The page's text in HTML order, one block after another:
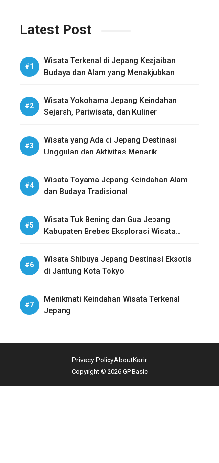
Latest Post
Wisata Terkenal di Jepang Keajaiban
Budaya dan Alam yang Menakjubkan
Wisata Yokohama Jepang Keindahan
Sejarah, Pariwisata, dan Kuliner
Wisata yang Ada di Jepang Destinasi
Unggulan dan Aktivitas Menarik
Wisata Toyama Jepang Keindahan Alam
dan Budaya Tradisional
Wisata Tuk Bening dan Gua Jepang
Kabupaten Brebes Eksplorasi Wisata
Wisata Shibuya Jepang Destinasi Eksotis
di Jantung Kota Tokyo
Menikmati Keindahan Wisata Terkenal
Jepang
Copyright © 2026 GP Basic
Privacy PolicyAboutKarir